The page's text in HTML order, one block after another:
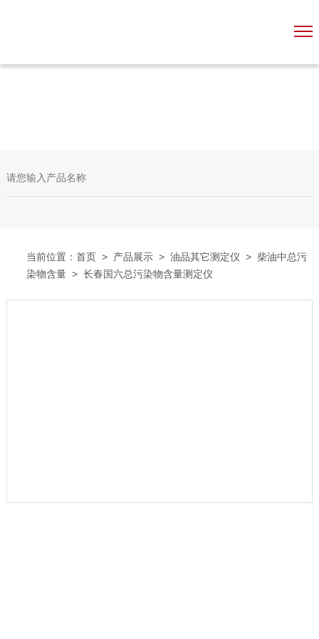
当前位置：首页 > 产品展示 >油品其它测定仪 > 柴油中总污
染物含量 > 长春国六总污染物含量测定仪